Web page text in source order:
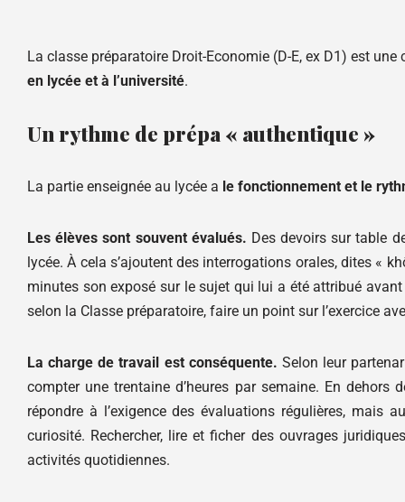
La classe préparatoire Droit-Economie (D-E, ex D1) est
en lycée et à l’université.
Un rythme de prépa « authentique »
La partie enseignée au lycée a le fonctionnement et le
Les élèves sont souvent évalués. Des devoirs sur table
lycée. À cela s’ajoutent des interrogations orales, dites «
minutes son exposé sur le sujet qui lui a été attribué
selon la Classe préparatoire, faire un point sur l’exercice
La charge de travail est conséquente. Selon leur
compter une trentaine d’heures par semaine. En
répondre à l’exigence des évaluations régulières, mais
curiosité. Rechercher, lire et ficher des ouvrages
activités quotidiennes.